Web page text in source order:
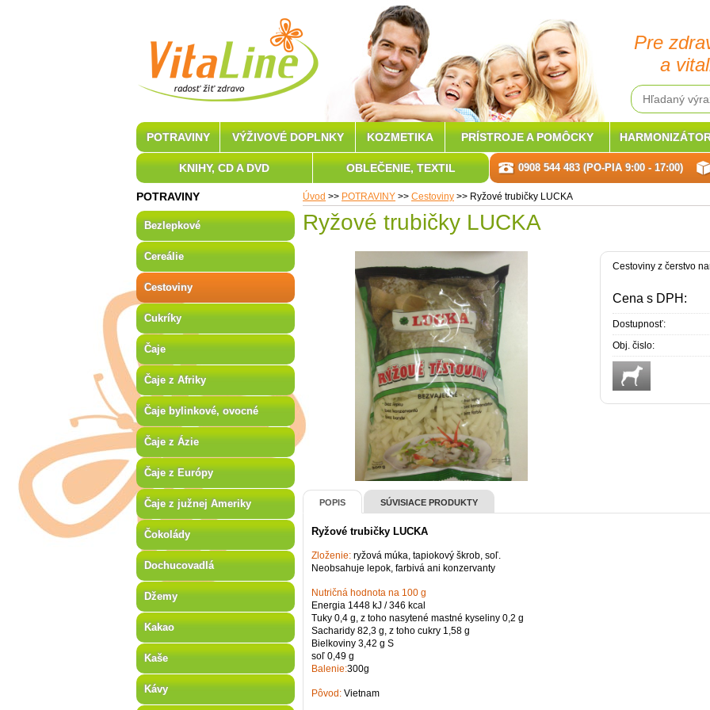
Pre
a
Úvod >> POTRAVINY >> Cestoviny >> Ryžové trubičky LUCKA
Ryžové trubičky LUCKA
Cestoviny z čerstvo
Cena s DPH:
Dostupnosť:
Obj. čislo:
POPIS SÚVISIACE PRODUKTY
Ryžové trubičky LUCKA
Zloženie: ryžová múka, tapiokový škrob, soľ.
Neobsahuje lepok, farbivá ani konzervanty
Nutričná hodnota na 100 g
Energia 1448 kJ / 346 kcal
Tuky 0,4 g, z toho nasytené mastné kyseliny 0,2 g
Sacharidy 82,3 g, z toho cukry 1,58 g
Bielkoviny 3,42 g S
soľ 0,49 g
Balenie:300g
Pôvod: Vietnam
POTRAVINY
Bezlepkové
Cereálie
Cestoviny
Cukríky
Čaje
Čaje z Afriky
Čaje bylinkové, ovocné
Čaje z Ázie
Čaje z Európy
Čaje z južnej Ameriky
Čokolády
Dochucovadlá
Džemy
Kakao
Kaše
Kávy
POTRAVINY VÝŽIVOVÉ DOPLNKY KOZMETIKA PRÍSTROJE A POMÔCKY
KNIHY, CD A DVD OBLEČENIE, TEXTIL 0908 544 483 (PO-PIA 9:00 - 17:00)